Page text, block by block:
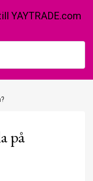
YAYTRADE.com
på